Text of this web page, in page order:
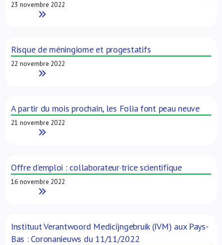
23 novembre 2022
Read More
Risque de méningiome et progestatifs
22 novembre 2022
Read More
A partir du mois prochain, les Folia font peau neuve
21 novembre 2022
Read More
Offre d’emploi : collaborateur·trice scientifique
16 novembre 2022
Read More
Instituut Verantwoord Medicijngebruik (IVM) aux Pays-
Bas : Coronanieuws du 11/11/2022